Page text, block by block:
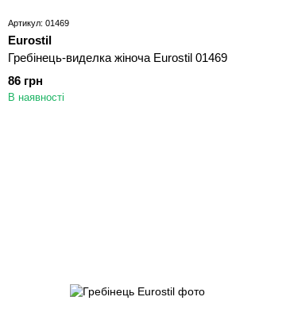
Артикул: 01469
Eurostil
Гребінець-виделка жіноча Eurostil 01469
86 грн
В наявності